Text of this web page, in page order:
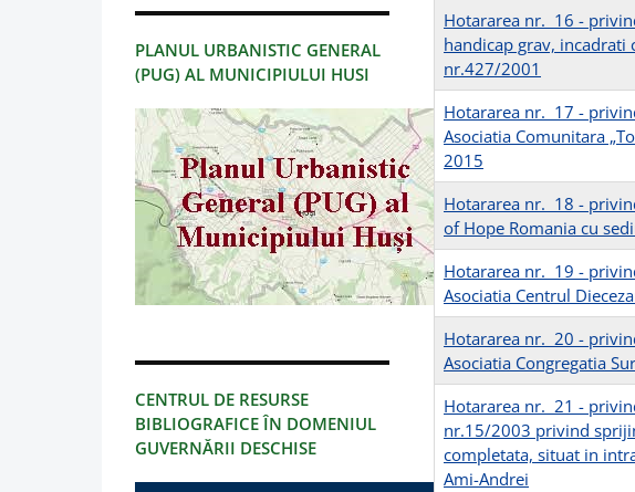
PLANUL URBANISTIC GENERAL
(PUG) AL MUNICIPIULUI HUSI
CENTRUL DE RESURSE
BIBLIOGRAFICE ÎN DOMENIUL
GUVERNĂRII DESCHISE
Hotararea nr. 16 -
handicap grav,
nr.427/2001
Hotararea nr. 17 -
Asociatia Comunitara
2015
Hotararea nr. 18 -
of Hope Romania cu
Hotararea nr. 19 -
Asociatia Centrul
Hotararea nr. 20 -
Asociatia Congregatia
Hotararea nr. 21 -
nr.15/2003 privind
completata, situat in
Ami-Andrei